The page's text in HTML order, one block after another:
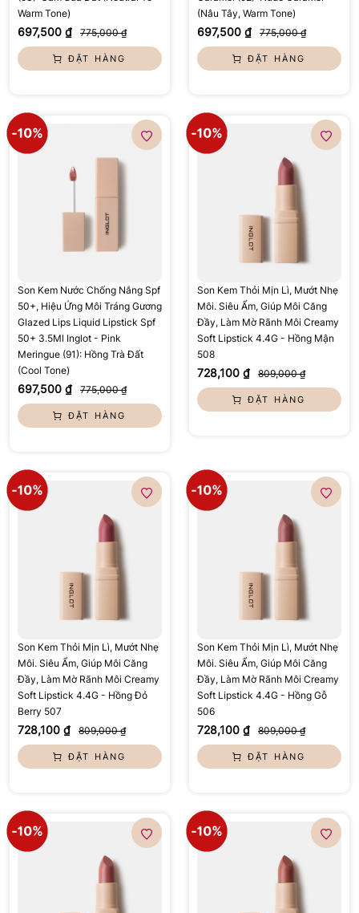
Warm Tone)
697,500 ₫ 775,000 ₫
ĐẶT HÀNG
(Nâu Tây, Warm Tone)
697,500 ₫ 775,000 ₫
ĐẶT HÀNG
Son Kem Nước Chống Nắng Spf
50+, Hiệu Ứng Môi Tráng Gương
Glazed Lips Liquid Lipstick Spf
50+ 3.5Ml Inglot - Pink
Meringue (91): Hồng Trà Đất
(Cool Tone)
697,500 ₫ 775,000 ₫
ĐẶT HÀNG
Son Kem Thỏi Mịn Lì, Mướt Nhẹ
Môi. Siêu Ẩm, Giúp Môi Căng
Đầy, Làm Mờ Rãnh Môi Creamy
Soft Lipstick 4.4G - Hồng Mận
508
728,100 ₫ 809,000 ₫
ĐẶT HÀNG
Son Kem Thỏi Mịn Lì, Mướt Nhẹ
Môi. Siêu Ẩm, Giúp Môi Căng
Đầy, Làm Mờ Rãnh Môi Creamy
Soft Lipstick 4.4G - Hồng Đỏ
Berry 507
728,100 ₫ 809,000 ₫
ĐẶT HÀNG
Son Kem Thỏi Mịn Lì, Mướt Nhẹ
Môi. Siêu Ẩm, Giúp Môi Căng
Đầy, Làm Mờ Rãnh Môi Creamy
Soft Lipstick 4.4G - Hồng Gỗ
506
728,100 ₫ 809,000 ₫
ĐẶT HÀNG